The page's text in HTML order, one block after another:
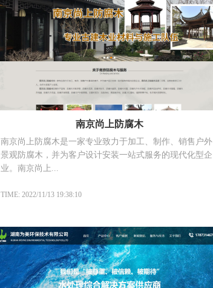
南京尚上防腐木
南京尚上防腐木是一家专业致力于加工、制作、销售户外
景观防腐木，并为客户设计安装一站式服务的现代化型企
业。南京尚上...
TIME: 2022/11/13 19:38:10